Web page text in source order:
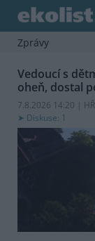
Zprávy
Vedoucí s
oheň, dostal
7.8.2026 14:20 |
Diskuse: 1